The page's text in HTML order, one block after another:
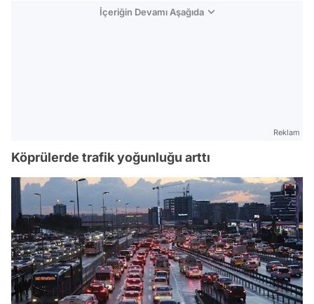
İçeriğin Devamı Aşağıda
Reklam
Köprülerde trafik yoğunluğu arttı